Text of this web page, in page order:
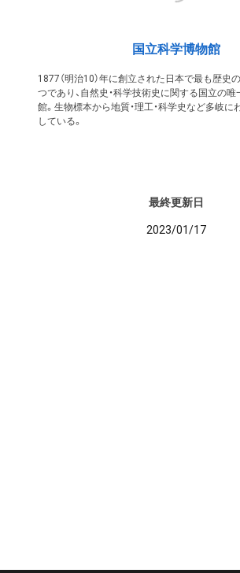
国立科学博物館
1877（明治10）年に創立された日本で最も歴史
つであり、自然史・科学技術史に関する国立の
館。生物標本から地質・理工・科学史など多岐
している。
最終更新日
2023/01/17